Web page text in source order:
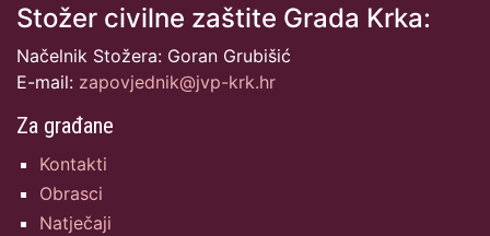
Stožer civilne zaštite Grada Krka:
Načelnik Stožera: Goran Grubišić
E-mail: zapovjednik@jvp-krk.hr
Za građane
Kontakti
Obrasci
Natječaji